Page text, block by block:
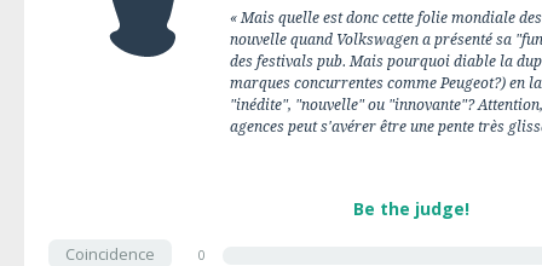
« Mais quelle est donc cette folie mondiale
nouvelle quand Volkswagen a présenté sa
des festivals pub. Mais pourquoi diable la
marques concurrentes comme Peugeot?) en
"inédite", "nouvelle" ou "innovante"?
agences peut s'avérer être une pente très
Be the judge!
Coincidence 0